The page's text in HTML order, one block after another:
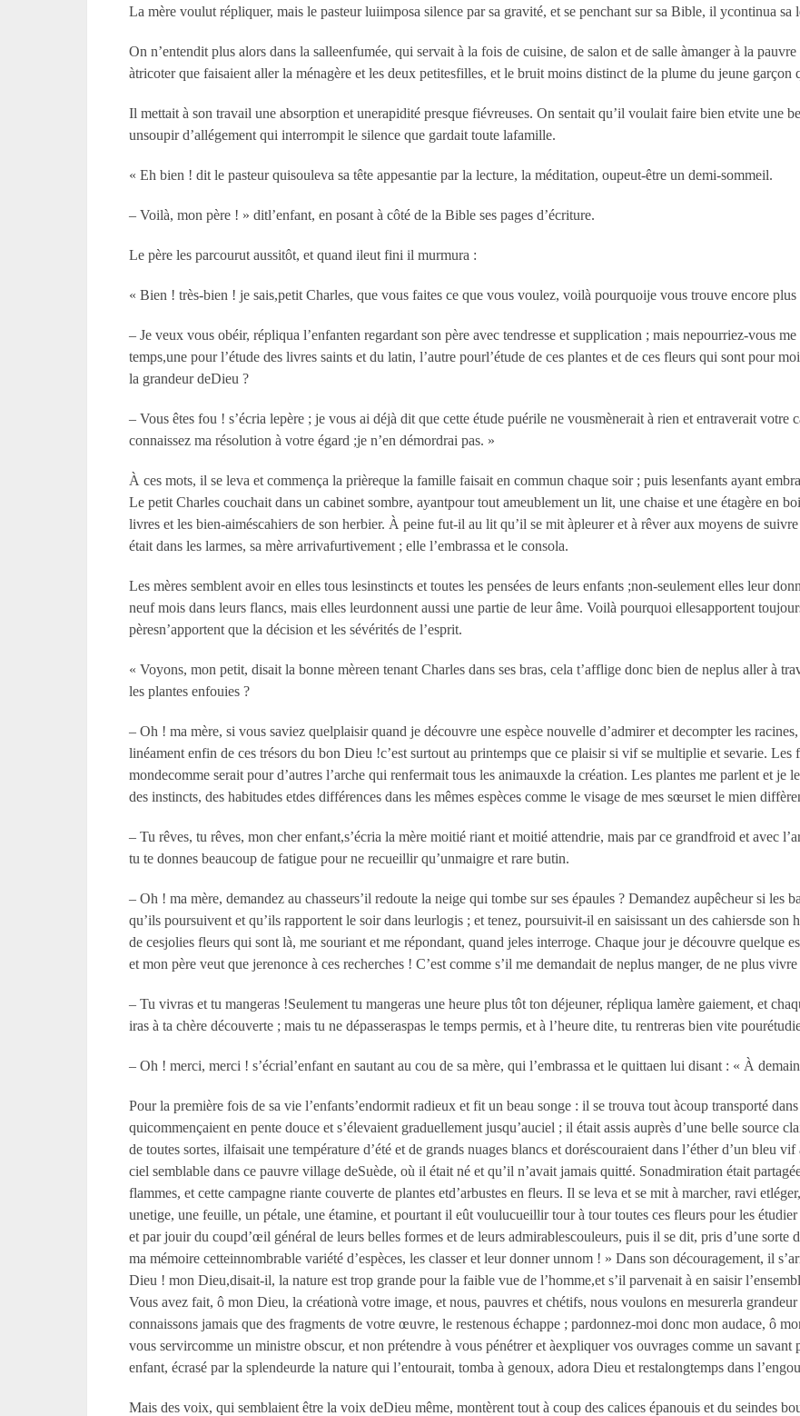
La mère voulut répliquer, mais le pasteur luiimposa silence par sa gravité, et se penchant sur sa Bible, il ycontinua sa
On n’entendit plus alors dans la salleenfumée, qui servait à la fois de cuisine, de salon et de salle àmanger à la
àtricoter que faisaient aller la ménagère et les deux petitesfilles, et le bruit moins distinct de la plume du jeune garçon
Il mettait à son travail une absorption et unerapidité presque fiévreuses. On sentait qu’il voulait faire bien etvite une
unsoupir d’allégement qui interrompit le silence que gardait toute lafamille.
« Eh bien ! dit le pasteur quisouleva sa tête appesantie par la lecture, la méditation, oupeut-être un demi-sommeil.
– Voilà, mon père ! » ditl’enfant, en posant à côté de la Bible ses pages d’écriture.
Le père les parcourut aussitôt, et quand ileut fini il murmura :
« Bien ! très-bien ! je sais,petit Charles, que vous faites ce que vous voulez, voilà pourquoije vous trouve encore plus
– Je veux vous obéir, répliqua l’enfanten regardant son père avec tendresse et supplication ; mais nepourriez-vous
temps,une pour l’étude des livres saints et du latin, l’autre pourl’étude de ces plantes et de ces fleurs qui sont pour
la grandeur deDieu ?
– Vous êtes fou ! s’écria lepère ; je vous ai déjà dit que cette étude puérile ne vousmènerait à rien et entraverait votre
connaissez ma résolution à votre égard ;je n’en démordrai pas. »
À ces mots, il se leva et commença la prièreque la famille faisait en commun chaque soir ; puis lesenfants ayant
Le petit Charles couchait dans un cabinet sombre, ayantpour tout ameublement un lit, une chaise et une étagère en
livres et les bien-aiméscahiers de son herbier. À peine fut-il au lit qu’il se mit àpleurer et à rêver aux moyens de
était dans les larmes, sa mère arrivafurtivement ; elle l’embrassa et le consola.
Les mères semblent avoir en elles tous lesinstincts et toutes les pensées de leurs enfants ;non-seulement elles leur
neuf mois dans leurs flancs, mais elles leurdonnent aussi une partie de leur âme. Voilà pourquoi ellesapportent
pèresn’apportent que la décision et les sévérités de l’esprit.
« Voyons, mon petit, disait la bonne mèreen tenant Charles dans ses bras, cela t’afflige donc bien de neplus aller à
les plantes enfouies ?
– Oh ! ma mère, si vous saviez quelplaisir quand je découvre une espèce nouvelle d’admirer et decompter les
linéament enfin de ces trésors du bon Dieu !c’est surtout au printemps que ce plaisir si vif se multiplie et sevarie.
mondecomme serait pour d’autres l’arche qui renfermait tous les animauxde la création. Les plantes me parlent et je
des instincts, des habitudes etdes différences dans les mêmes espèces comme le visage de mes sœurset le mien
– Tu rêves, tu rêves, mon cher enfant,s’écria la mère moitié riant et moitié attendrie, mais par ce grandfroid et avec
tu te donnes beaucoup de fatigue pour ne recueillir qu’unmaigre et rare butin.
– Oh ! ma mère, demandez au chasseurs’il redoute la neige qui tombe sur ses épaules ? Demandez aupêcheur si les
qu’ils poursuivent et qu’ils rapportent le soir dans leurlogis ; et tenez, poursuivit-il en saisissant un des cahiersde son
de cesjolies fleurs qui sont là, me souriant et me répondant, quand jeles interroge. Chaque jour je découvre quelque
et mon père veut que jerenonce à ces recherches ! C’est comme s’il me demandait de neplus manger, de ne plus vivre
– Tu vivras et tu mangeras !Seulement tu mangeras une heure plus tôt ton déjeuner, répliqua lamère gaiement, et
iras à ta chère découverte ; mais tu ne dépasseraspas le temps permis, et à l’heure dite, tu rentreras bien vite
– Oh ! merci, merci ! s’écrial’enfant en sautant au cou de sa mère, qui l’embrassa et le quittaen lui disant : « À
Pour la première fois de sa vie l’enfants’endormit radieux et fit un beau songe : il se trouva tout àcoup transporté
quicommençaient en pente douce et s’élevaient graduellement jusqu’auciel ; il était assis auprès d’une belle source
de toutes sortes, ilfaisait une température d’été et de grands nuages blancs et doréscouraient dans l’éther d’un bleu
ciel semblable dans ce pauvre village deSuède, où il était né et qu’il n’avait jamais quitté. Sonadmiration était
flammes, et cette campagne riante couverte de plantes etd’arbustes en fleurs. Il se leva et se mit à marcher, ravi
unetige, une feuille, un pétale, une étamine, et pourtant il eût voulucueillir tour à tour toutes ces fleurs pour les
et par jouir du coupd’œil général de leurs belles formes et de leurs admirablescouleurs, puis il se dit, pris d’une sorte
ma mémoire cetteinnombrable variété d’espèces, les classer et leur donner unnom ! » Dans son découragement, il
Dieu ! mon Dieu,disait-il, la nature est trop grande pour la faible vue de l’homme,et s’il parvenait à en saisir
Vous avez fait, ô mon Dieu, la créationà votre image, et nous, pauvres et chétifs, nous voulons en mesurerla
connaissons jamais que des fragments de votre œuvre, le restenous échappe ; pardonnez-moi donc mon audace, ô
vous servircomme un ministre obscur, et non prétendre à vous pénétrer et àexpliquer vos ouvrages comme un
enfant, écrasé par la splendeurde la nature qui l’entourait, tomba à genoux, adora Dieu et restalongtemps dans
Mais des voix, qui semblaient être la voix deDieu même, montèrent tout à coup des calices épanouis et du seindes